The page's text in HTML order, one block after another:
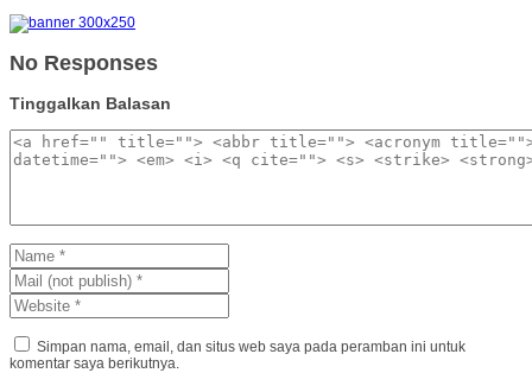
No Responses
Tinggalkan Balasan
Simpan nama, email, dan situs web saya pada peramban ini untuk
komentar saya berikutnya.